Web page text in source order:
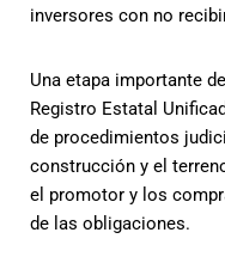
inversores con no
Una etapa importante
Registro Estatal
de procedimientos
construcción y el
el promotor y los
de las obligaciones.